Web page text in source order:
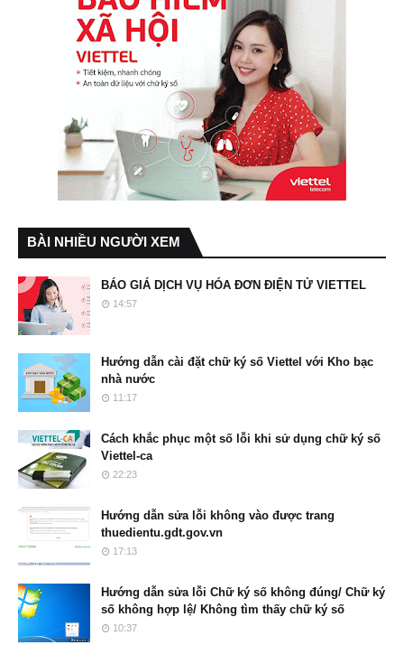
BÀI NHIỀU NGƯỜI XEM
BÁO GIÁ DỊCH VỤ HÓA ĐƠN ĐIỆN TỬ VIETTEL
14:57
Hướng dẫn cài đặt chữ ký số Viettel với Kho bạc
nhà nước
11:17
Cách khắc phục một số lỗi khi sử dụng chữ ký số
Viettel-ca
22:23
Hướng dẫn sửa lỗi không vào được trang
thuedientu.gdt.gov.vn
17:13
Hướng dẫn sửa lỗi Chữ ký số không đúng/ Chữ ký
số không hợp lệ/ Không tìm thấy chữ ký số
10:37